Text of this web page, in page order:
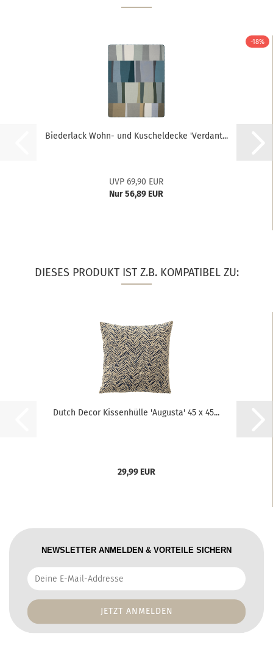
-18%
Biederlack Wohn- und Kuscheldecke 'Verdant...
UVP 69,90 EUR
Nur 56,89 EUR
DIESES PRODUKT IST Z.B. KOMPATIBEL ZU:
Dutch Decor Kissenhülle 'Augusta' 45 x 45...
29,99 EUR
NEWSLETTER ANMELDEN & VORTEILE SICHERN
Deine
E-
Addresse